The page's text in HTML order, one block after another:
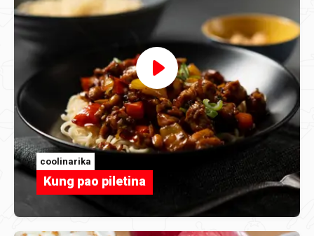
coolinarika
Kung pao piletina